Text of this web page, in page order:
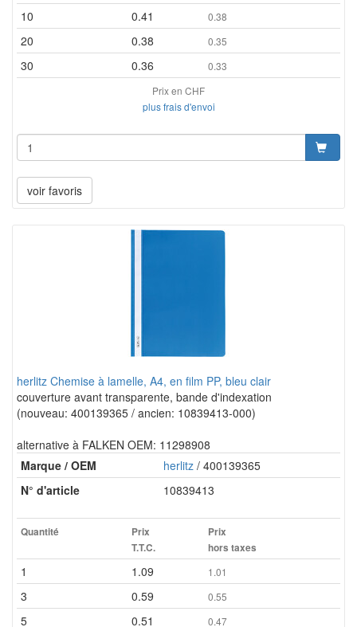
10 0.41 0.38
20 0.38 0.35
30 0.36
0.33
Prix en CHF
plus frais d'envoi
voir favoris
herlitz Chemise à lamelle, A4, en film PP, bleu clair
couverture avant transparente, bande d'indexation
(nouveau: 400139365 / ancien: 10839413-000)
alternative à FALKEN OEM: 11298908
Marque / OEM
herlitz / 400139365
N° d'article
10839413
Quantité
Prix
T.T.C.
Prix
hors taxes
1 1.09 1.01
3 0.59 0.55
5 0.51 0.47